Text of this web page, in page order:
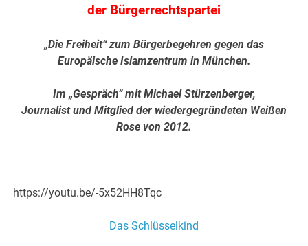
der Bürgerrechtspartei
„Die Freiheit“ zum Bürgerbegehren gegen das
Europäische Islamzentrum in München.
Im „Gespräch“ mit Michael Stürzenberger,
Journalist und Mitglied der wiedergegründeten Weißen
Rose von 2012.
https://youtu.be/-5x52HH8Tqc
Das Schlüsselkind